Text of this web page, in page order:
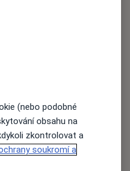
(nebo podobné
obsahu na
zkontrolovat a
soukromí a